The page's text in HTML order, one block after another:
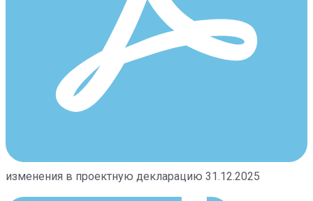
изменения в проектную декларацию 31.12.2025